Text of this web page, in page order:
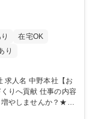
在宅OK
り
仕事の内容
増やしませんか？★≫
で、窓口となるお客